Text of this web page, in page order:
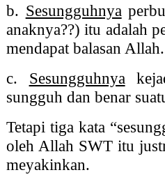
b. Sesungguhnya
anaknya??) itu adalah
mendapat balasan Allah.
c. Sesungguhnya
sungguh dan benar
Tetapi tiga kata
oleh Allah SWT itu
meyakinkan.